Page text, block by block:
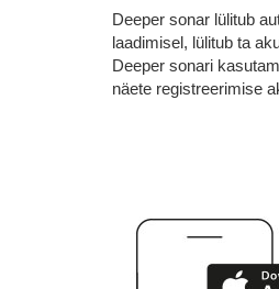
Deeper sonar lülitub
laadimisel, lülitub ta
Deeper sonari
näete registreerimise